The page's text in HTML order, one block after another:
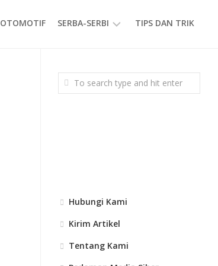
OTOMOTIF SERBA-SERBI
GAYA
HIDUP
TIPS DAN TRIK
Hubungi Kami
Kirim Artikel
Tentang Kami